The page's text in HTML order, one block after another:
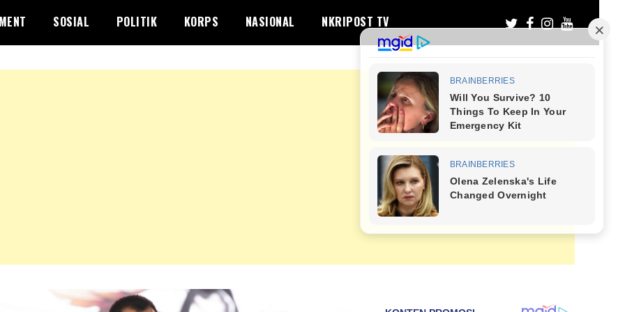
SOSIAL POLITIK KORPS NASIONAL NKRIPOST TV